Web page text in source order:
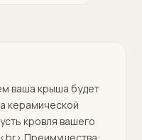
ваша крыша будет
керамической
кровля вашего